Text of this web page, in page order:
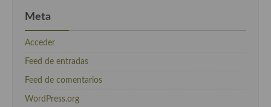
Meta
Acceder
Feed de entradas
Feed de comentarios
WordPress.org